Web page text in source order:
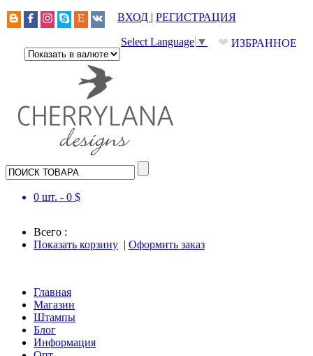
ВХОД | РЕГИСТРАЦИЯ
❤ ИЗБРАННОЕ
Select Language ▼
0 шт. - 0 $
Всего :
Показать корзину | Оформить заказ
Главная
Магазин
Штампы
Блог
Информация